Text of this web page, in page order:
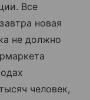
Все
новая
не должно
человек,